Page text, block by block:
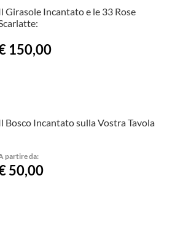
Girasole Incantato e le 33 Rose
150,00
Bosco Incantato sulla Vostra Tavola
partire da:
50,00